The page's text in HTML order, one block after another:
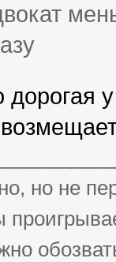
дорогая
но не